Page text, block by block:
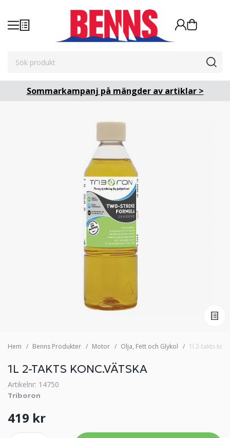
Sommarkampanj på mängder av artiklar >
Hem Benns Produkter Motor Olja, Fett och Glykol 1l 2-takts
1L 2-TAKTS KONC.VÄTSKA
Artikelnr: 14750
Triboron
419 kr